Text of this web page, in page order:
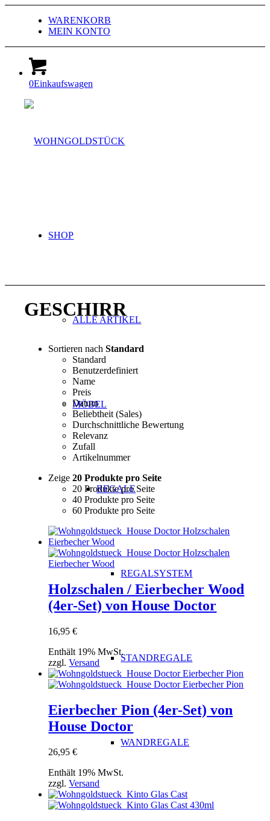
WARENKORB
MEIN KONTO
0Einkaufswagen
SHOP
ALLE ARTIKEL
MÖBEL
REGALE
REGALSYSTEM
STANDREGALE
WANDREGALE
GESCHIRR
Sortieren nachStandard
Standard
Benutzerdefiniert
Name
Preis
Datum
Beliebtheit (Sales)
Durchschnittliche Bewertung
Relevanz
Zufall
Artikelnummer
Zeige20 Produkte pro Seite
20 Produkte pro Seite
40 Produkte pro Seite
60 Produkte pro Seite
Holzschalen / Eierbecher Wood
(4er-Set) von House Doctor
16,95€
Enthält 19% MwSt.
zzgl.Versand
Eierbecher Pion (4er-Set) von
House Doctor
26,95€
Enthält 19% MwSt.
zzgl.Versand